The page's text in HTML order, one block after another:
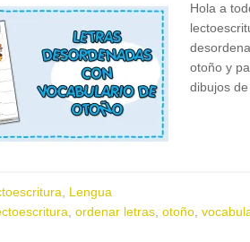
Hola a
otoño y
dibujos
Lengua
ordenar letras otoño